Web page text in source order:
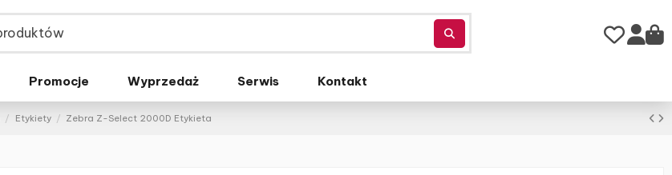
Promocje Wyprzedaż Serwis Kontakt
Etykiety Zebra Z-Select 2000D Etykieta